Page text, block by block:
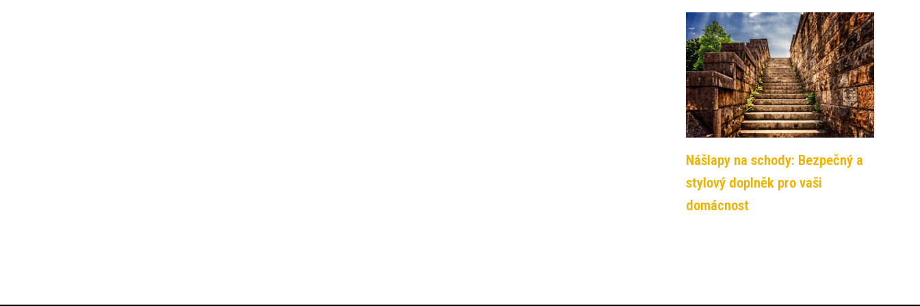
Nášlapy na schody: Bezpečný a
stylový doplněk pro vaši
domácnost